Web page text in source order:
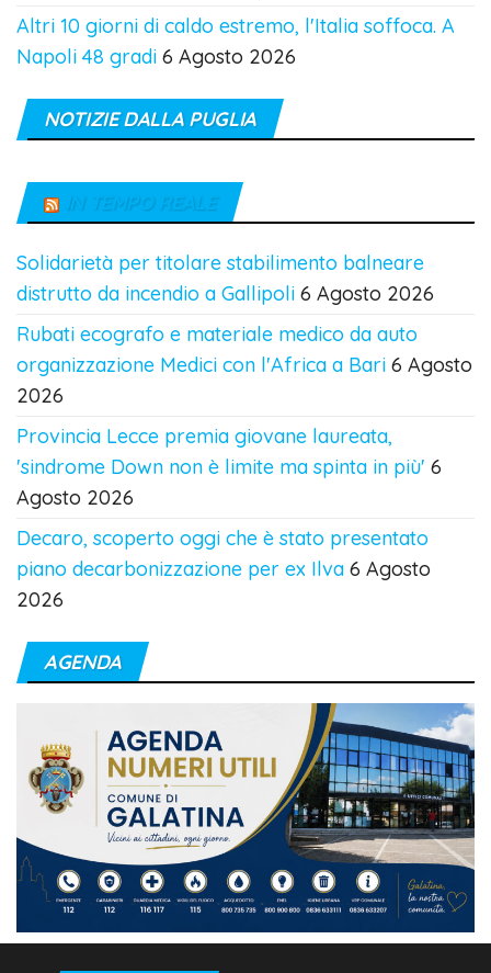
Altri 10 giorni di caldo estremo, l'Italia soffoca. A
Napoli 48 gradi 6 Agosto 2026
NOTIZIE DALLA PUGLIA
IN TEMPO REALE
Solidarietà per titolare stabilimento balneare
distrutto da incendio a Gallipoli 6 Agosto 2026
Rubati ecografo e materiale medico da auto
organizzazione Medici con l'Africa a Bari 6 Agosto
2026
Provincia Lecce premia giovane laureata,
'sindrome Down non è limite ma spinta in più' 6
Agosto 2026
Decaro, scoperto oggi che è stato presentato
piano decarbonizzazione per ex Ilva 6 Agosto
2026
AGENDA